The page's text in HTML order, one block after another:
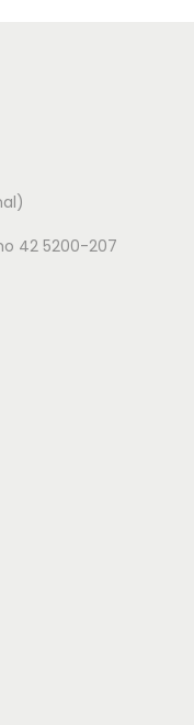
42 5200-207